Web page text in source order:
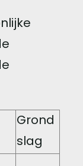
Grond
slag